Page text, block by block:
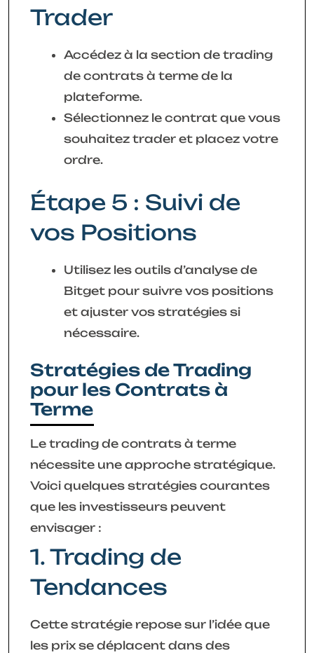
Trader
Accédez à la section de trading
de contrats à terme de la
plateforme.
Sélectionnez le contrat que vous
souhaitez trader et placez votre
ordre.
Étape 5 : Suivi de
vos Positions
Utilisez les outils d’analyse de
Bitget pour suivre vos positions
et ajuster vos stratégies si
nécessaire.
Stratégies de Trading
pour les Contrats à
Terme
Le trading de contrats à terme
nécessite une approche stratégique.
Voici quelques stratégies courantes
que les investisseurs peuvent
envisager :
1. Trading de
Tendances
Cette stratégie repose sur l’idée que
les prix se déplacent dans des